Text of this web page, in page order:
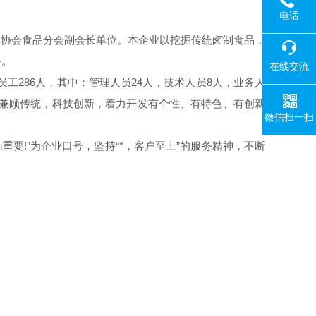
会食品分会副会长单位。本企业以挖掘传统卤制食品，
286人，其中：管理人员24人，技术人员8人，业务人
传统，科技创新，着力开发有个性、有特色、有创新
要!”为企业口号，坚持“*，客户至上”的服务精神，不断
电话
在线交流
微信扫一扫